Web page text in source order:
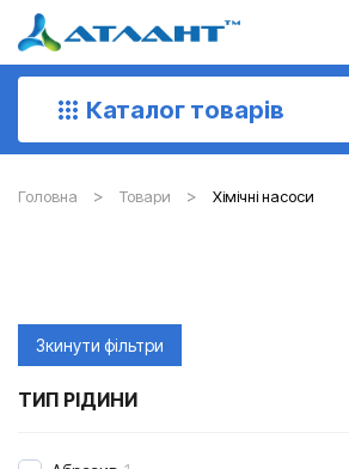
Каталог товарів
Головна Товари Хімічні насоси
Зкинути фільтри
ТИП РІДИНИ